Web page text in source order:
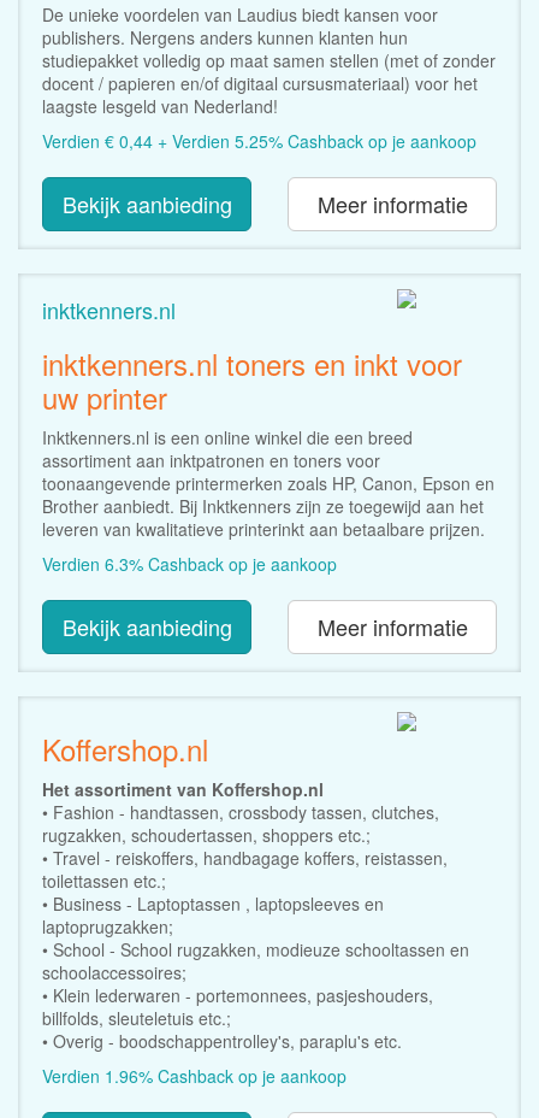
De unieke voordelen van Laudius biedt kansen voor
publishers. Nergens anders kunnen klanten hun
studiepakket volledig op maat samen stellen (met of zonder
docent / papieren en/of digitaal cursusmateriaal) voor het
laagste lesgeld van Nederland!
Verdien € 0,44 + Verdien 5.25% Cashback op je aankoop
Bekijk aanbieding Meer informatie
inktkenners.nl
inktkenners.nl toners en inkt voor
uw printer
Inktkenners.nl is een online winkel die een breed
assortiment aan inktpatronen en toners voor
toonaangevende printermerken zoals HP, Canon, Epson en
Brother aanbiedt. Bij Inktkenners zijn ze toegewijd aan het
leveren van kwalitatieve printerinkt aan betaalbare prijzen.
Verdien 6.3% Cashback op je aankoop
Bekijk aanbieding Meer informatie
Koffershop.nl
Het assortiment van Koffershop.nl
• Fashion - handtassen, crossbody tassen, clutches,
rugzakken, schoudertassen, shoppers etc.;
• Travel - reiskoffers, handbagage koffers, reistassen,
toilettassen etc.;
• Business - Laptoptassen , laptopsleeves en
laptoprugzakken;
• School - School rugzakken, modieuze schooltassen en
schoolaccessoires;
• Klein lederwaren - portemonnees, pasjeshouders,
billfolds, sleuteletuis etc.;
• Overig - boodschappentrolley's, paraplu's etc.
Verdien 1.96% Cashback op je aankoop